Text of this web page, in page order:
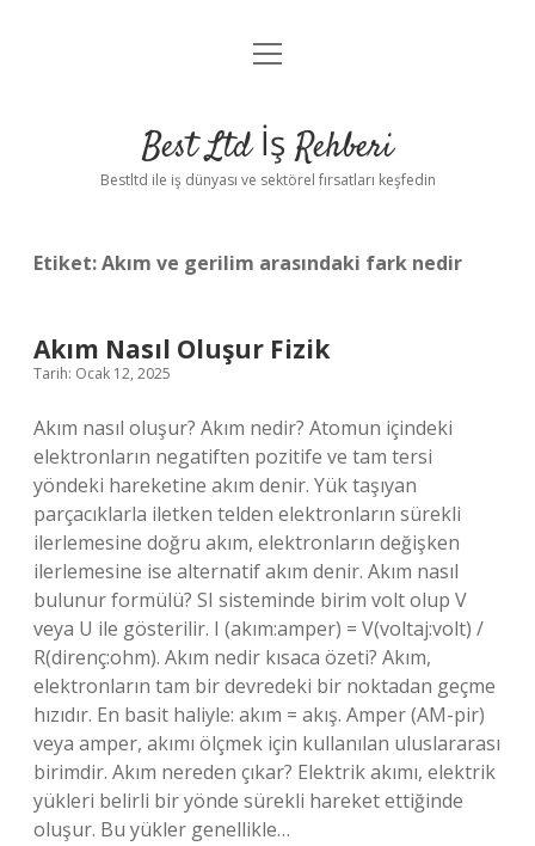
Anasayfa
Yasal Uyarı
menüyü
Best Ltd İş Rehberi
Bestltd ile iş dünyası ve sektörel fırsatları keşfedin
Etiket:Akım ve gerilim arasındaki fark nedir
Akım Nasıl Oluşur Fizik
Tarih: Ocak 12, 2025
Akım nasıl oluşur? Akım nedir? Atomun içindeki
elektronların negatiften pozitife ve tam tersi
yöndeki hareketine akım denir. Yük taşıyan
parçacıklarla iletken telden elektronların sürekli
ilerlemesine doğru akım, elektronların değişken
ilerlemesine ise alternatif akım denir. Akım nasıl
bulunur formülü? SI sisteminde birim volt olup V
veya U ile gösterilir. I (akım:amper) = V(voltaj:volt) /
R(direnç:ohm). Akım nedir kısaca özeti? Akım,
elektronların tam bir devredeki bir noktadan geçme
hızıdır. En basit haliyle: akım = akış. Amper (AM-pir)
veya amper, akımı ölçmek için kullanılan uluslararası
birimdir. Akım nereden çıkar? Elektrik akımı, elektrik
yükleri belirli bir yönde sürekli hareket ettiğinde
oluşur. Bu yükler genellikle…